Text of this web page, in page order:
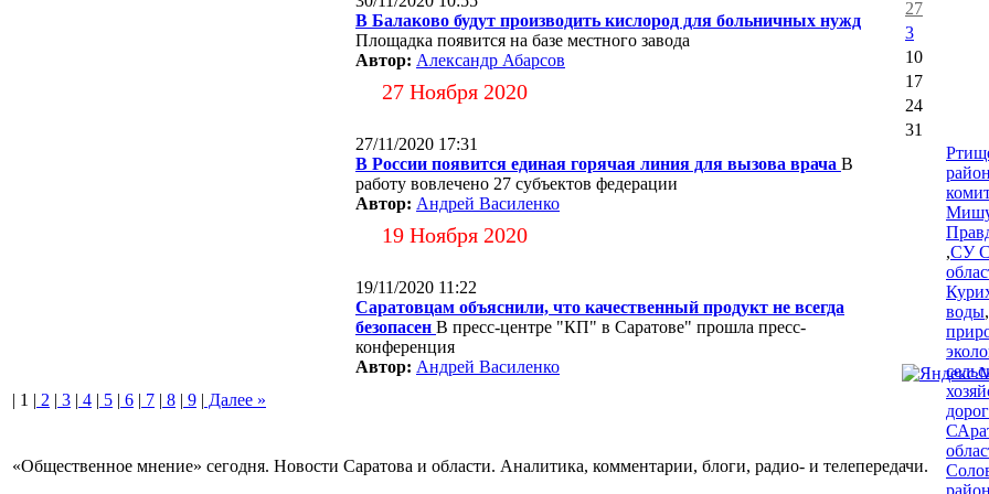
В Балаково будут производить кислород для больничных нужд
Площадка появится на базе местного завода
Автор: Александр Абарсов
27 Ноября 2020
27/11/2020 17:31
В России появится единая горячая линия для вызова врача В
работу вовлечено 27 субъектов федерации
Автор: Андрей Василенко
19 Ноября 2020
19/11/2020 11:22
Саратовцам объяснили, что качественный продукт не всегда
безопасен В пресс-центре "КП" в Саратове" прошла пресс-
конференция
Автор: Андрей Василенко
| 1 | 2 | 3 | 4 | 5 | 6 | 7 | 8 | 9 | Далее »
27
3
10
17
24
31
район
,СУ
воды,
«Общественное мнение» сегодня. Новости Саратова и области. Аналитика, комментарии, блоги, радио- и телепередачи.